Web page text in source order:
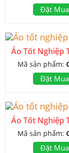
Đặt Mua
Áo Tốt Nghiệp
Mã sản phẩm:
Đặt Mua
Áo Tốt Nghiệp
Mã sản phẩm:
Đặt Mua